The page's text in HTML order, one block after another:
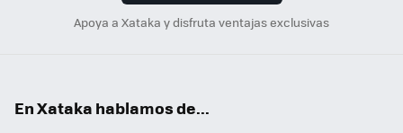
Apoya a Xataka y disfruta ventajas exclusivas
En Xataka hablamos de...